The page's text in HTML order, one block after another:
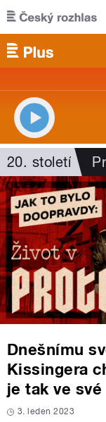
Přejít k hlavnímu
20. století
Dnešnímu
Kissingera
je tak ve
3. leden 2023